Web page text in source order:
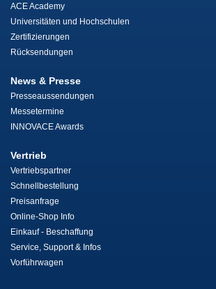
ACE Academy
Universitäten und Hochschulen
Zertifizierungen
Rücksendungen
News & Presse
Presseaussendungen
Messetermine
INNOVACE Awards
Vertrieb
Vertriebspartner
Schnellbestellung
Preisanfrage
Online-Shop Info
Einkauf - Beschaffung
Service, Support & Infos
Vorführwagen